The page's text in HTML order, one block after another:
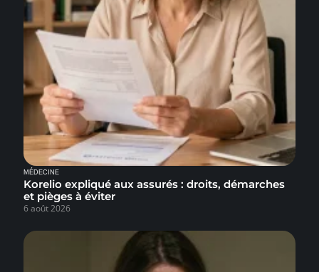
MÉDECINE
Korelio expliqué aux assurés : droits, démarches
et pièges à éviter
6 août 2026